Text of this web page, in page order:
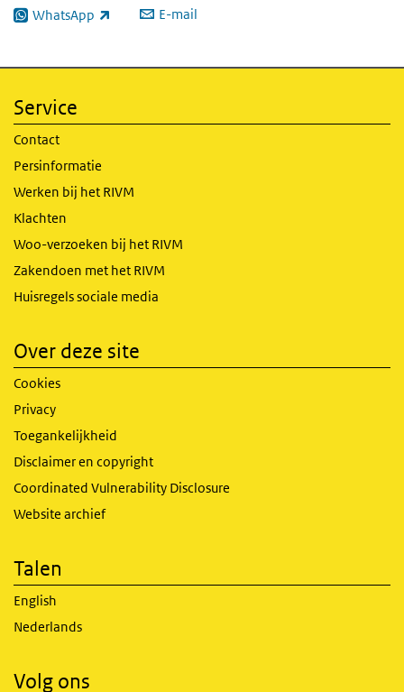
WhatsApp
(externe link) E-mail
Service
Contact
Persinformatie
Werken bij het RIVM
Klachten
Woo-verzoeken bij het RIVM
Zakendoen met het RIVM
Huisregels sociale media
Over deze site
Cookies
Privacy
Toegankelijkheid
Disclaimer en copyright
Coordinated Vulnerability Disclosure
Website archief
Talen
English
Nederlands
Volg ons